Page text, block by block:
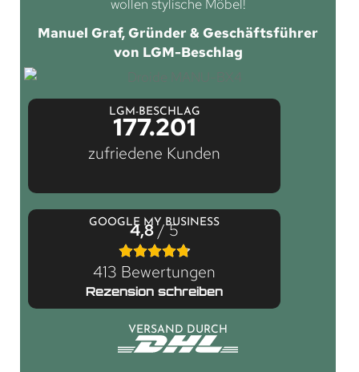
wollen stylische Möbel!
Manuel Graf, Gründer & Geschäftsführer
von LGM-Beschlag
LGM-BESCHLAG
177.201
zufriedene Kunden
GOOGLE MY BUSINESS
4,8/ 5
413 Bewertungen
Rezension schreiben
VERSAND DURCH